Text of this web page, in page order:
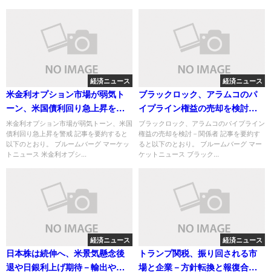
経済ニュース
米金利オプション市場が弱気ト
ーン、米国債利回り急上昇を警
戒
米金利オプション市場が弱気トーン、米国
債利回り急上昇を警戒 記事を要約すると
以下のとおり。 ブルームバーグ マーケッ
トニュース 米金利オプシ...
経済ニュース
ブラックロック、アラムコのパ
イプライン権益の売却を検討－
関係者
ブラックロック、アラムコのパイプライン
権益の売却を検討－関係者 記事を要約す
ると以下のとおり。 ブルームバーグ マー
ケットニュース ブラック...
経済ニュース
日本株は続伸へ、米景気懸念後
退や日銀利上げ期待－輸出や金
経済ニュース
トランプ関税、振り回される市
場と企業－方針転換と報復合戦